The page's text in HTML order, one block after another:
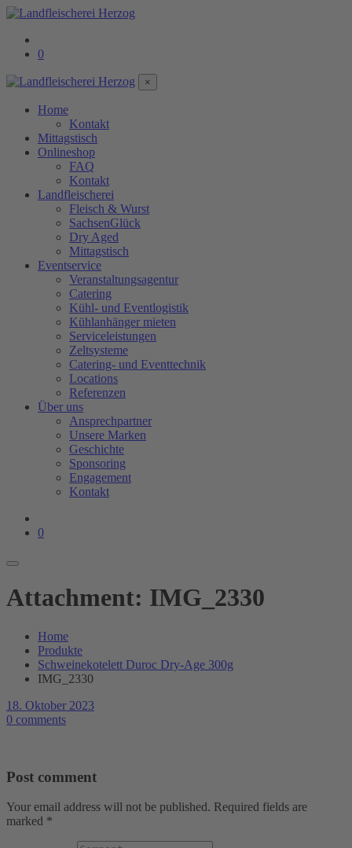
0
×
Home
Kontakt
Mittagstisch
Onlineshop
FAQ
Kontakt
Landfleischerei
Fleisch & Wurst
SachsenGlück
Dry Aged
Mittagstisch
Eventservice
Veranstaltungsagentur
Catering
Kühl- und Eventlogistik
Kühlanhänger mieten
Serviceleistungen
Zeltsysteme
Catering- und Eventtechnik
Locations
Referenzen
Über uns
Ansprechpartner
Unsere Marken
Geschichte
Sponsoring
Engagement
Kontakt
0
Attachment: IMG_2330
Home
Produkte
Schweinekotelett Duroc Dry-Age 300g
IMG_2330
18. Oktober 2023
0 comments
Post comment
Your email address will not be published. Required fields are
marked *